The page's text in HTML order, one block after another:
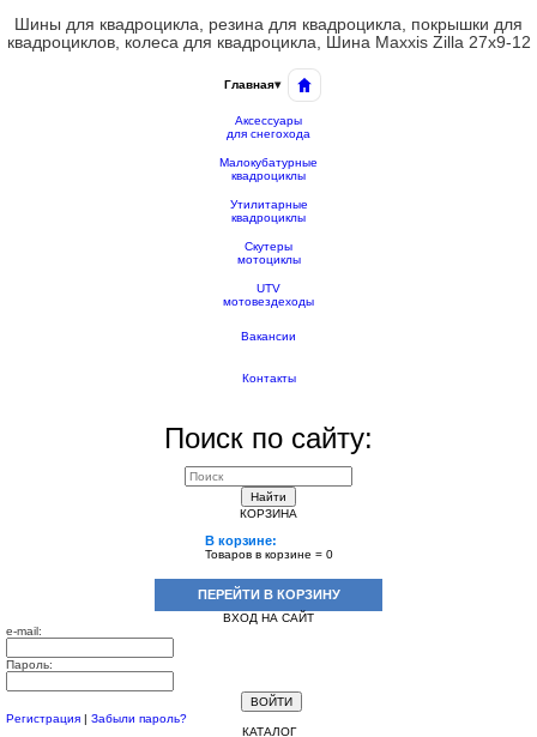
Шины для квадроцикла, резина для квадроцикла, покрышки для
квадроциклов, колеса для квадроцикла, Шина Maxxis Zilla 27x9-12
Главная▾
Аксессуары
для снегохода
Малокубатурные
квадроциклы
Утилитарные
квадроциклы
Скутеры
мотоциклы
UTV
мотовездеходы
Вакансии
Контакты
Поиск по сайту:
Найти
КОРЗИНА
В корзине:
Товаров в корзине = 0
ПЕРЕЙТИ В КОРЗИНУ
ВХОД НА САЙТ
e-mail:
Пароль:
Регистрация
Забыли пароль?
КАТАЛОГ